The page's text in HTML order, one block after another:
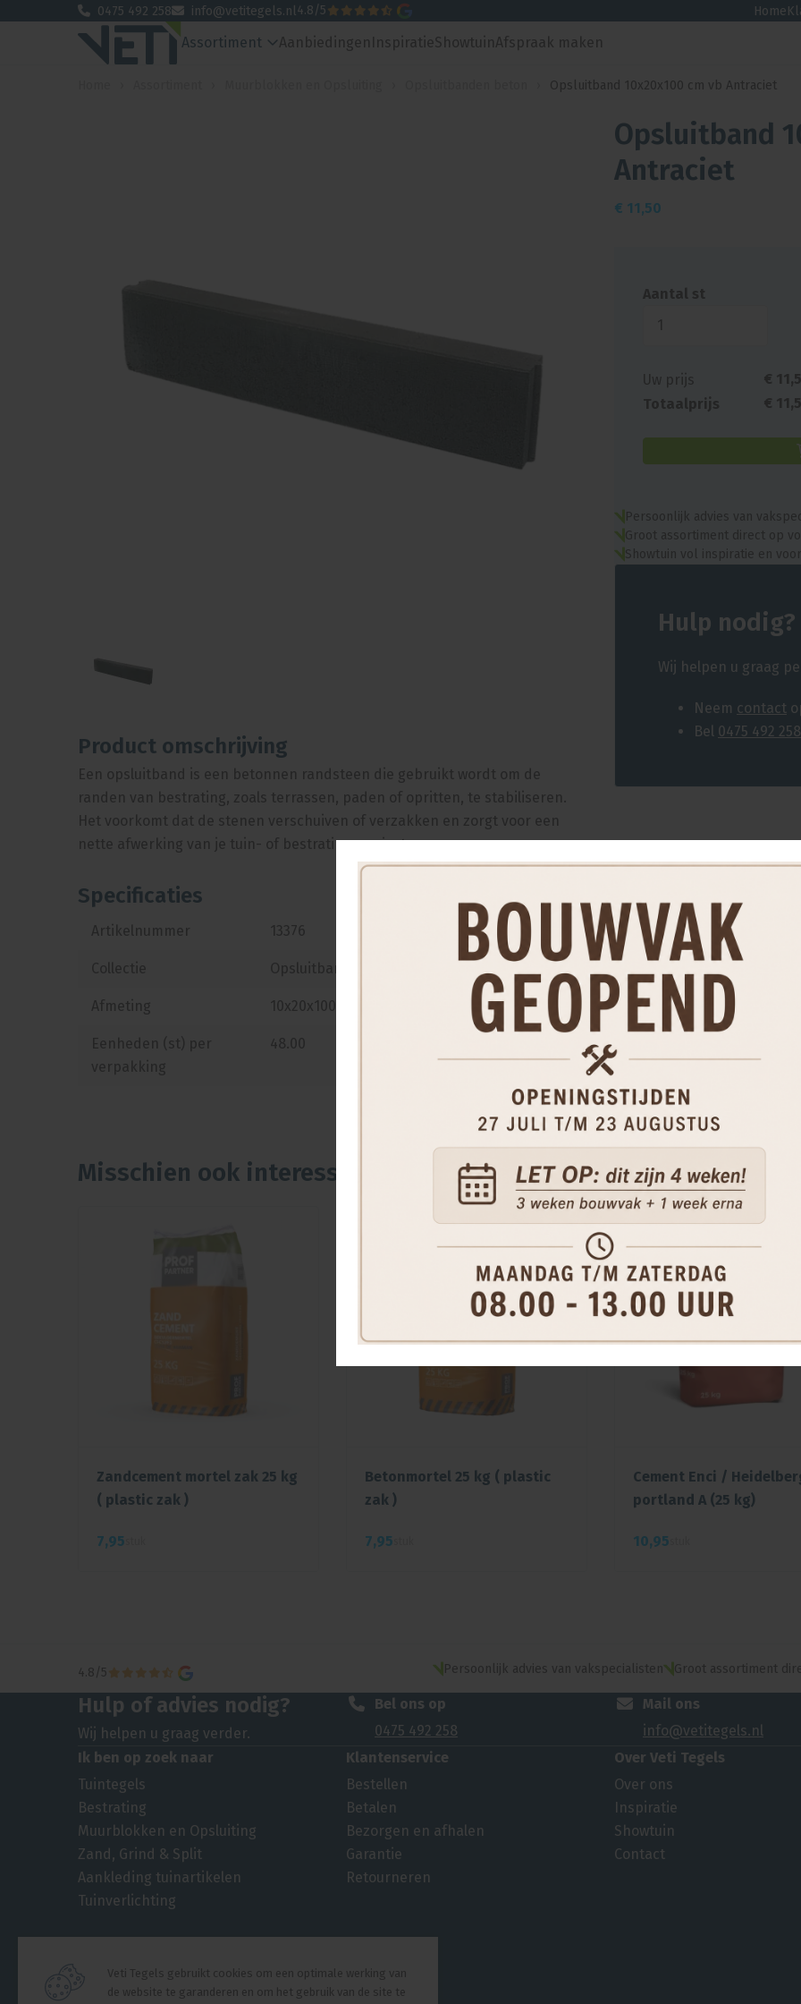
0475 492 258 info@vetitegels.nl4.8/5 Home
Assortiment Aanbiedingen InspiratieShowtuinAfspraak maken
Opsluitband 10x20x100 cm vb Antraciet
Product omschrijving
Een opsluitband is een betonnen randsteen die gebruikt wordt om de
randen van bestrating, zoals terrassen, paden of opritten, te stabiliseren.
Het voorkomt dat de stenen verschuiven of verzakken en zorgt voor een
nette afwerking van je tuin- of bestratingsproject.
Specificaties
Artikelnummer 13376
Afmeting 10x20x100 cm
Opsluitband
Antraciet
€ 11,50
Aantal st
Uw prijs € 11 ,
Totaalprijs
€ 11 ,
Persoonlijk advies van
Groot assortiment direct op
Showtuin vol inspiratie en
Hulp nodig?
Wij helpen u graag
Neem contact
Bel 0475 492 258
Misschien ook interessant...
Zandcement mortel zak 25 kg
( plastic zak )
7,95
Betonmortel 25 kg ( plastic
zak )
7,95
Cement Enci /
portland A (25 kg)
10,95
4.8/5 Persoonlijk advies van vakspecialisten Groot assortiment
Hulp of advies nodig?
Wij helpen u graag verder.
Bel ons op
0475 492 258
Mail ons
info@vetitegels.nl
Ik ben op zoek naar
Tuintegels
Bestrating
Muurblokken en Opsluiting
Zand, Grind & Split
Aankleding tuinartikelen
Tuinverlichting
Klantenservice
Bestellen
Betalen
Bezorgen en afhalen
Garantie
Retourneren
Over Veti Tegels
Over ons
Inspiratie
Showtuin
Contact
Veti Tegels gebruikt cookies om een optimale werking van
de website te garanderen en om het gebruik van de site te